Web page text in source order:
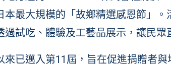
本最大規模的「故鄉精選感恩節」
過試吃、體驗及工藝品展示，讓民眾
來已邁入第11屆，旨在促進捐贈者